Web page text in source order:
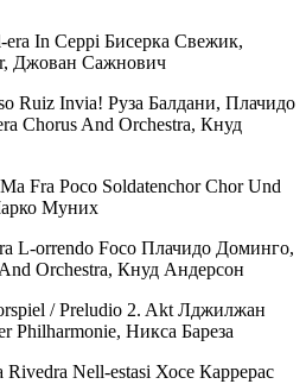
In Ceppi Бисерка Свежик,
Джован Сажнович
Ruiz Invia! Руза Балдани, Плачидо
Chorus And Orchestra, Кнуд
Fra Poco Soldatenchor Chor Und
Муних
L-orrendo Foco Плачидо Доминго,
Orchestra, Кнуд Андерсон
/ Preludio 2. Akt Лджилжан
Philharmonie, Никса Бареза
Nell-estasi Хосе Каррерас